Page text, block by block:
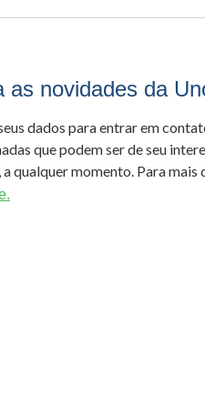
as novidades da
dados para entrar em
que podem ser de seu
qualquer momento. Para mais